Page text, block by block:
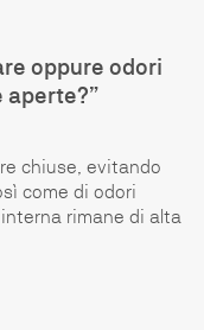
oppure odori
chiuse, evitando
come di odori
rimane di alta